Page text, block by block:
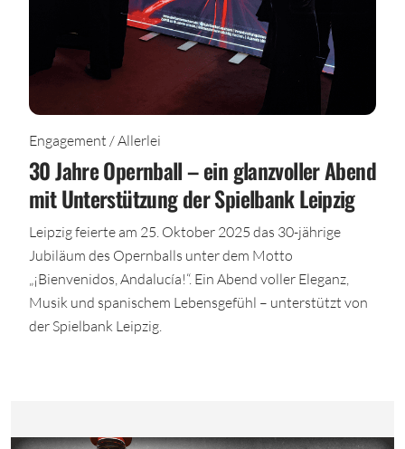
Engagement / Allerlei
30 Jahre Opernball – ein glanzvoller Abend
mit Unterstützung der Spielbank Leipzig
Leipzig feierte am 25. Oktober 2025 das 30-jährige
Jubiläum des Opernballs unter dem Motto
„¡Bienvenidos, Andalucía!“. Ein Abend voller Eleganz,
Musik und spanischem Lebensgefühl – unterstützt von
der Spielbank Leipzig.